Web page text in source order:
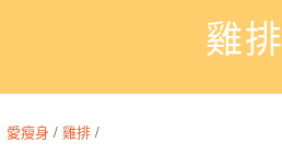
雞排
愛瘦身 / 雞排 /